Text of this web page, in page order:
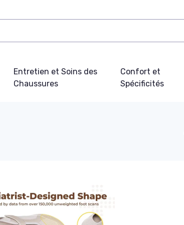
Entretien et Soins des
Chaussures
Confort et
Spécificités